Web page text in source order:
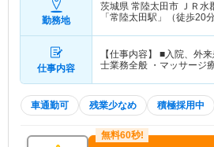
勤務地
茨城県 常陸太田市 ＪＲ水
「常陸太田駅」（徒歩20分
仕事内容
【仕事内容】 ■入院、外
士業務全般 ・マッサージ
車通勤可 残業少なめ 積極採用中